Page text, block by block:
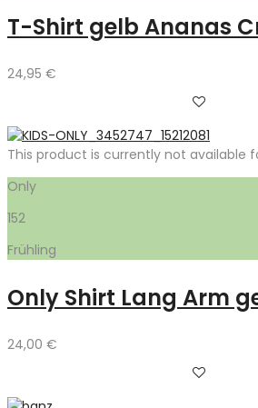
T-Shirt gelb Ananas
24,95 €
This product is currently not available
Only
152
Frühling
Only Shirt Lang Arm
24,00 €